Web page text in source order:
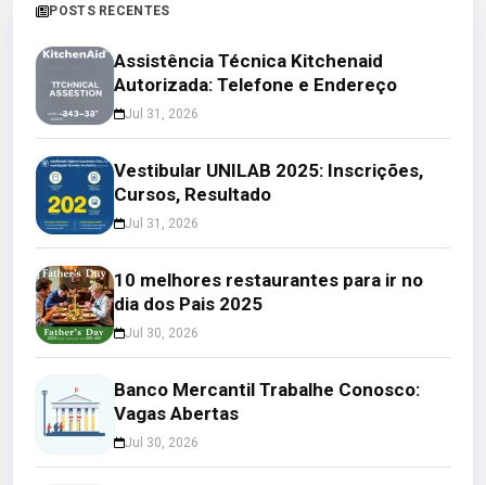
POSTS RECENTES
Assistência Técnica Kitchenaid
Autorizada: Telefone e Endereço
Jul 31, 2026
Vestibular UNILAB 2025: Inscrições,
Cursos, Resultado
Jul 31, 2026
10 melhores restaurantes para ir no
dia dos Pais 2025
Jul 30, 2026
Banco Mercantil Trabalhe Conosco:
Vagas Abertas
Jul 30, 2026